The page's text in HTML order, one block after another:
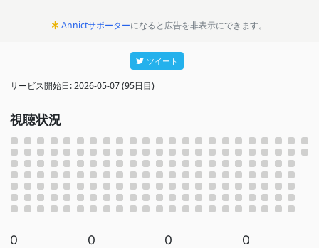
Annictサポーターになると広告を非表示にできます。
ツイート
サービス開始日: 2026-05-07 (95日目)
視聴状況
0 0 0 0